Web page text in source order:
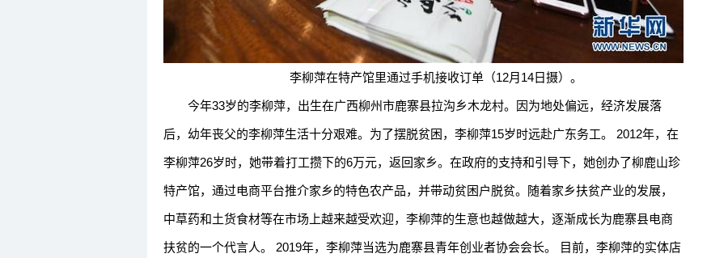
李柳萍在特产馆里通过手机接收订单（12月14日摄）。
今年33岁的李柳萍，出生在广西柳州市鹿寨县拉沟乡木龙村。因为地处偏远，经济发展落
后，幼年丧父的李柳萍生活十分艰难。为了摆脱贫困，李柳萍15岁时远赴广东务工。 2012年，在
李柳萍26岁时，她带着打工攒下的6万元，返回家乡。在政府的支持和引导下，她创办了柳鹿山珍
特产馆，通过电商平台推介家乡的特色农产品，并带动贫困户脱贫。随着家乡扶贫产业的发展，
中草药和土货食材等在市场上越来越受欢迎，李柳萍的生意也越做越大，逐渐成长为鹿寨县电商
扶贫的一个代言人。 2019年，李柳萍当选为鹿寨县青年创业者协会会长。 目前，李柳萍的实体店